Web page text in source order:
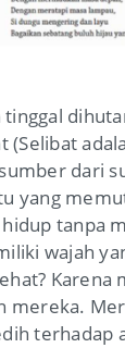
(Selibat
dari
yang
hidup tanpa
wajah
Karena
mereka.
terhadap